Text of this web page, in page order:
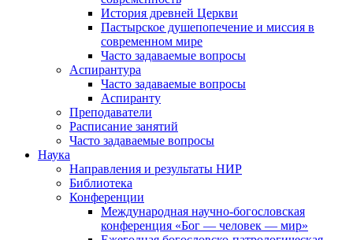
История древней Церкви
Пастырское душепопечение и миссия в
современном мире
Часто задаваемые вопросы
Аспирантура
Часто задаваемые вопросы
Аспиранту
Преподаватели
Расписание занятий
Часто задаваемые вопросы
Наука
Направления и результаты НИР
Библиотека
Конференции
Международная научно-богословская
конференция «Бог — человек — мир»